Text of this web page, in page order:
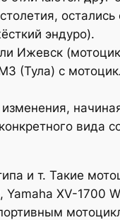
эндуро).
Ижевск
(Тула) с
вида
и т. Такие
XV-1700